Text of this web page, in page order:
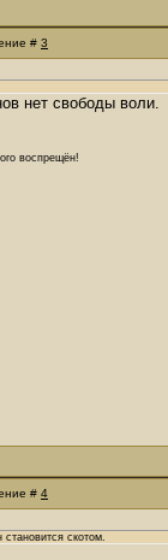
# 3
нет свободы воли.
воспрещён!
# 4
скотом.